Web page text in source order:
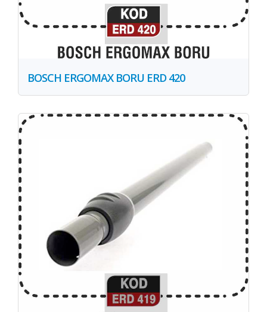
BOSCH ERGOMAX BORU ERD 420